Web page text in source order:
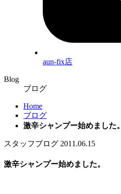
aun-fix店
Blog
ブログ
Home
ブログ
激辛シャンプー始めました。
スタッフブログ 2011.06.15
激辛シャンプー始めました。